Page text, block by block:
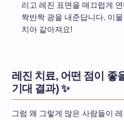
리고 레진 표면을 매끄럽게
짝반짝 광을 내준답니다. 이
치아 같아져요!
레진 치료, 어떤 점이 좋
기대 결과) ✨
그럼 왜 그렇게 많은 사람들이